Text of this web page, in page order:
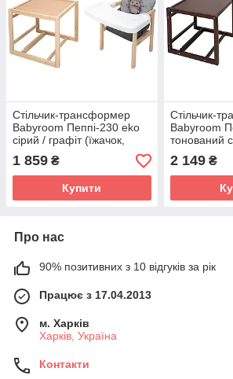
Стільчик-трансформер
Babyroom Пеппі-230 eko
сірий / графіт (їжачок,
квіти)
1 859 ₴
Купити
Стільчик-
Babyroom
тонований
(їжачок,
2 149₴
Про нас
90% позитивних з 10 відгуків за рік
Працює з 17.04.2013
м. Харків
Харків, Україна
Контакти